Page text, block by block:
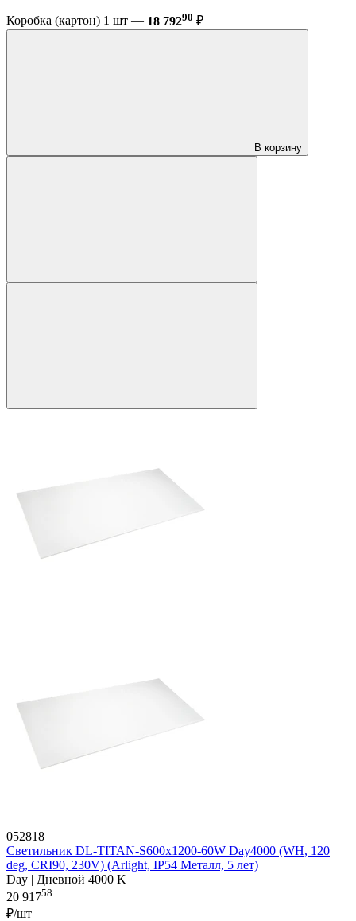
Коробка (картон) 1 шт — 18 79290 ₽
В корзину
052818
Светильник DL-TITAN-S600x1200-60W Day4000 (WH, 120
deg, CRI90, 230V) (Arlight, IP54 Металл, 5 лет)
Day | Дневной 4000 K
20 91758
₽/шт